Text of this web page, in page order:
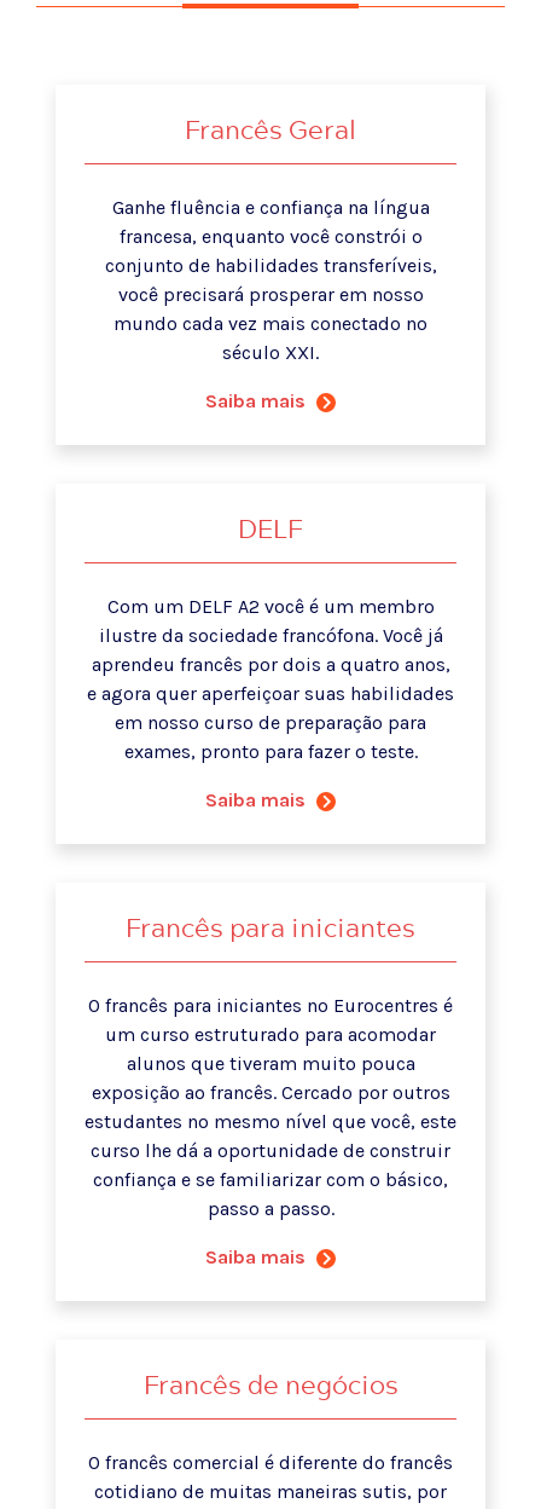
Francês Geral
Ganhe fluência e confiança na língua
francesa, enquanto você constrói o
conjunto de habilidades transferíveis,
você precisará prosperar em nosso
mundo cada vez mais conectado no
século XXI.
Saiba mais
DELF
Com um DELF A2 você é um membro
ilustre da sociedade francófona. Você já
aprendeu francês por dois a quatro anos,
e agora quer aperfeiçoar suas habilidades
em nosso curso de preparação para
exames, pronto para fazer o teste.
Saiba mais
Francês para iniciantes
O francês para iniciantes no Eurocentres é
um curso estruturado para acomodar
alunos que tiveram muito pouca
exposição ao francês. Cercado por outros
estudantes no mesmo nível que você, este
curso lhe dá a oportunidade de construir
confiança e se familiarizar com o básico,
passo a passo.
Saiba mais
Francês de negócios
O francês comercial é diferente do francês
cotidiano de muitas maneiras sutis, por